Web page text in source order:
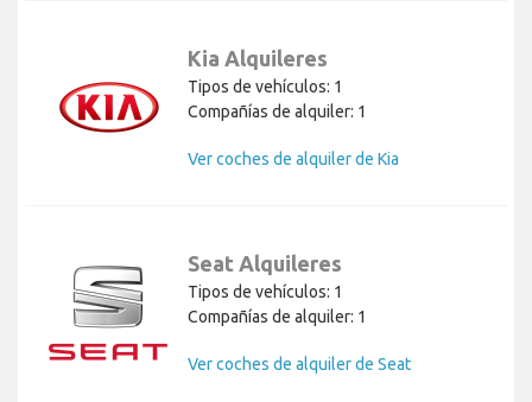
Kia Alquileres
Tipos de vehículos: 1
Compañías de alquiler: 1
Ver coches de alquiler de Kia
Seat Alquileres
Tipos de vehículos: 1
Compañías de alquiler: 1
Ver coches de alquiler de Seat